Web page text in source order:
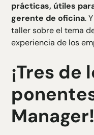
prácticas, útiles
gerente de oficina.
taller sobre el tema
experiencia de los
¡Tres de
Manager!